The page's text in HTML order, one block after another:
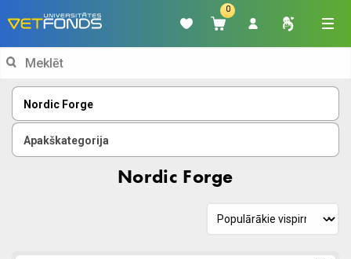
0
Search
Nordic Forge
Apakškategorija
Nordic Forge